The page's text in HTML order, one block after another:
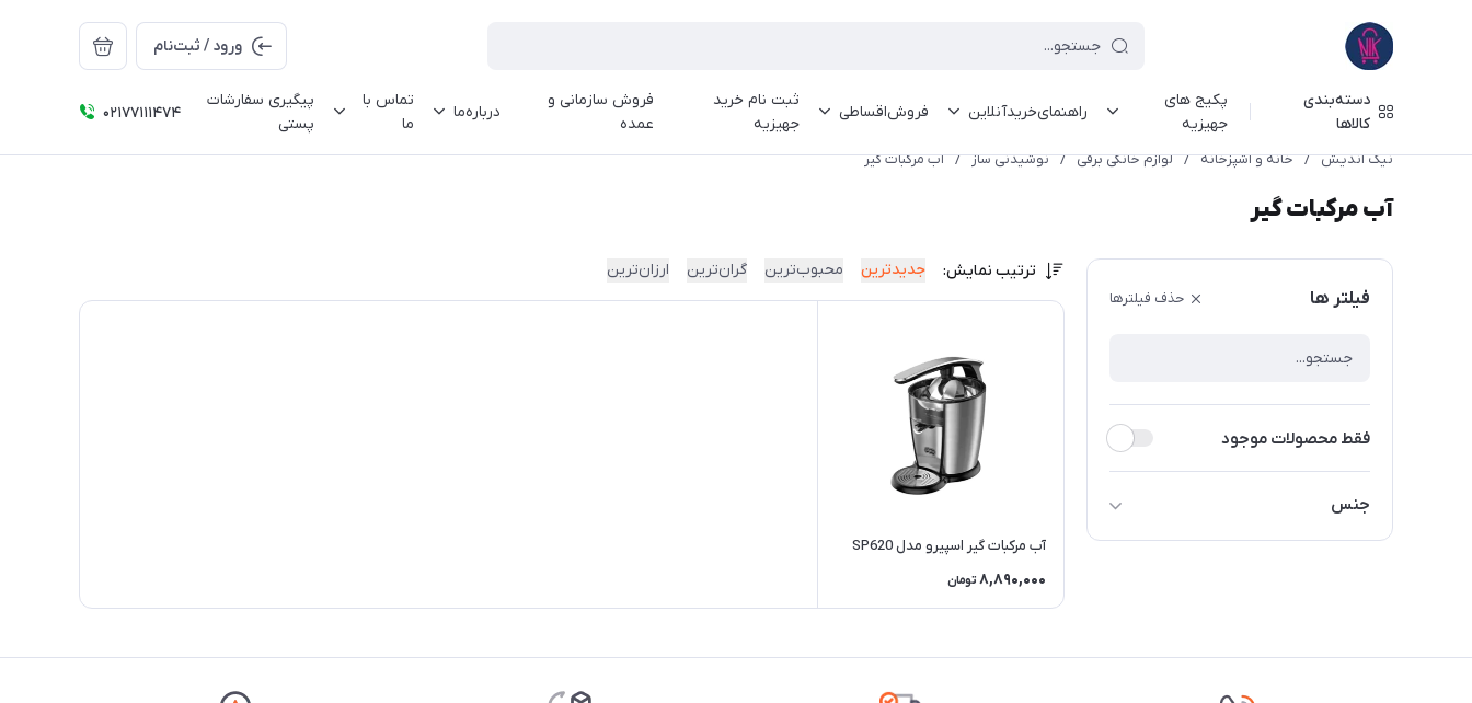
ورود / ثبت‌نام
دسته‌بندی
کالاها
پکیج های
جهیزیه
راهنمای‌خرید‌آنلاین فروش‌اقساطی
ثبت نام خرید
جهیزیه
فروش سازمانی و
عمده
درباره‌ما
تماس با
ما
پیگیری سفارشات
پستی
02177111474
نیک اندیش / خانه و آشپزخانه / لوازم خانگی برقی / نوشیدنی ساز / آب مرکبات گیر
آب مرکبات گیر
فیلتر ها حذف فیلترها
فقط محصولات موجود
جنس
استيل
ترتیب نمایش: جدیدترین محبوب‌ترین گران‌ترین ارزان‌ترین
آب مرکبات گیر اسپیرو مدل SP620
8,890,000 تومان